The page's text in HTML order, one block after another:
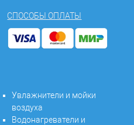
СПОСОБЫ ОПЛАТЫ
Увлажнители и мойки
воздуха
Водонагреватели и